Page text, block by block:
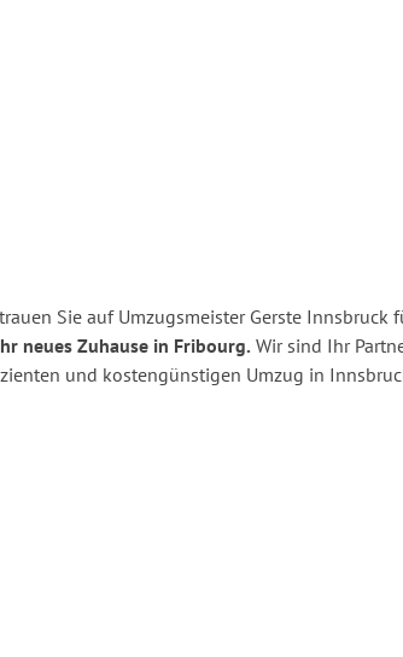
Sie auf Umzugsmeister Gerste
neues Zuhause in Fribourg. Wir sind Ihr
und kostengünstigen Umzug in